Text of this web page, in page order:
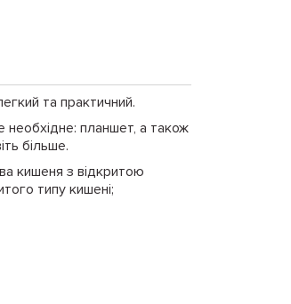
та практичний.
необхідне: планшет, а також
більше.
кишеня з відкритою
типу кишені;